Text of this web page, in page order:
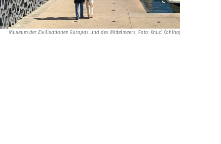
Museum der Zivilisationen Europas und des Mittelmeers, Foto: Knud Kohlhof